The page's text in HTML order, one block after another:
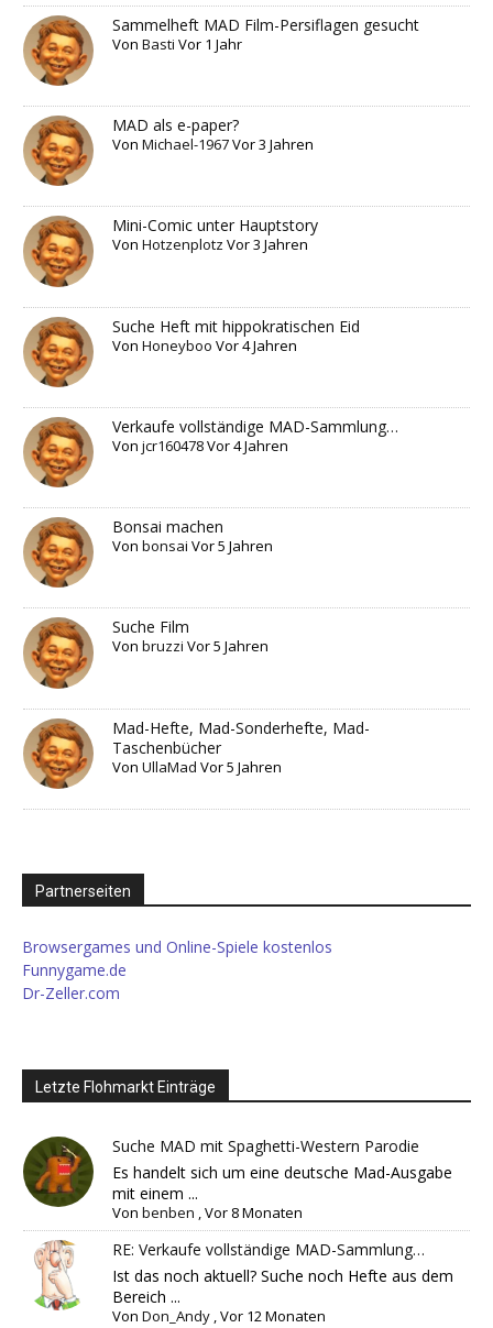
Sammelheft MAD Film-Persiflagen gesucht
VonBasti Vor 1 Jahr
MAD als e-paper?
VonMichael-1967Vor 3 Jahren
Mini-Comic unter Hauptstory
VonHotzenplotz Vor 3 Jahren
Suche Heft mit hippokratischen Eid
VonHoneyboo Vor 4 Jahren
Verkaufe vollständige MAD-Sammlung…
Vonjcr160478Vor 4 Jahren
Bonsai machen
Vonbonsai Vor 5 Jahren
Suche Film
Vonbruzzi Vor 5 Jahren
Mad-Hefte, Mad-Sonderhefte, Mad-
Taschenbücher
VonUllaMad Vor 5 Jahren
Partnerseiten
Browsergames und Online-Spiele kostenlos
Funnygame.de
Dr-Zeller.com
Letzte Flohmarkt Einträge
Suche MAD mit Spaghetti-Western Parodie
Es handelt sich um eine deutsche Mad-Ausgabe
mit einem ...
Vonbenben ,Vor 8 Monaten
RE: Verkaufe vollständige MAD-Sammlung…
Ist das noch aktuell? Suche noch Hefte aus dem
Bereich ...
VonDon_Andy ,Vor 12 Monaten